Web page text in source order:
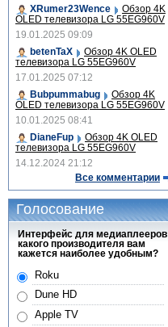
XRumer23Wence
Обзор 4K
OLED телевизора LG 55EG960V
19.01.2025 09:09
betenTaX
Обзор 4K OLED
телевизора LG 55EG960V
17.01.2025 07:12
Bubpummabug
Обзор 4K
OLED телевизора LG 55EG960V
10.01.2025 08:41
DianeFup
Обзор 4K OLED
телевизора LG 55EG960V
14.12.2024 21:12
Все комментарии
Голосование
Интерфейс для медиаплееров
какого производителя вам
кажется наиболее удобным?
Roku
Dune HD
Apple TV